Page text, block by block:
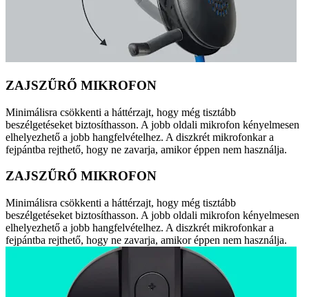
ZAJSZŰRŐ MIKROFON
Minimálisra csökkenti a háttérzajt, hogy még tisztább
beszélgetéseket biztosíthasson. A jobb oldali mikrofon kényelmesen
elhelyezhető a jobb hangfelvételhez. A diszkrét mikrofonkar a
fejpántba rejthető, hogy ne zavarja, amikor éppen nem használja.
ZAJSZŰRŐ MIKROFON
Minimálisra csökkenti a háttérzajt, hogy még tisztább
beszélgetéseket biztosíthasson. A jobb oldali mikrofon kényelmesen
elhelyezhető a jobb hangfelvételhez. A diszkrét mikrofonkar a
fejpántba rejthető, hogy ne zavarja, amikor éppen nem használja.